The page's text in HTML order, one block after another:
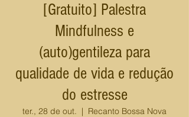
[Gratuito] Palestra
Mindfulness e
(auto)gentileza para
qualidade de vida e redução
do estresse
ter., 28 de out.
  |
Recanto Bossa Nova